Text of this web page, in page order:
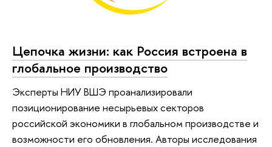
Цепочка жизни: как Россия встроена в
глобальное производство
Эксперты НИУ ВШЭ проанализировали
позиционирование несырьевых секторов
российской экономики в глобальном производстве и
возможности его обновления. Авторы исследования